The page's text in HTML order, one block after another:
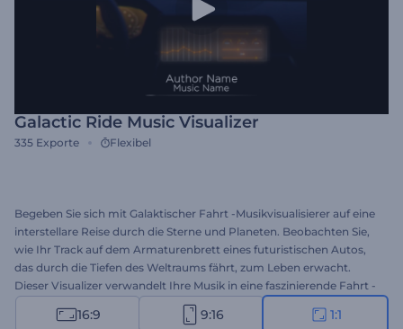
Galactic Ride Music Visualizer
335 Exporte Flexibel
Begeben Sie sich mit Galaktischer Fahrt -Musikvisualisierer auf eine
interstellare Reise durch die Sterne und Planeten. Beobachten Sie,
wie Ihr Track auf dem Armaturenbrett eines futuristischen Autos,
das durch die Tiefen des Weltraums fährt, zum Leben erwacht.
Dieser Visualizer verwandelt Ihre Musik in eine faszinierende Fahrt -
perfekt für elektronische Musik, Techno, Ambient, Chillwave und
andere Genres. Laden Sie Ihren Titel hoch, geben Sie Künstler- und
16:9 9:16 1:1